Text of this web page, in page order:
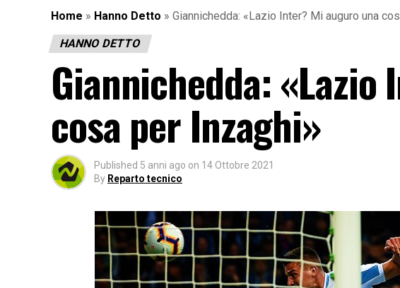
Home » Hanno Detto » Giannichedda: «Lazio Inter? Mi auguro una
HANNO DETTO
Giannichedda:
cosa per Inzaghi»
Published 5 anni ago on 14 Ottobre 2021
By Reparto tecnico